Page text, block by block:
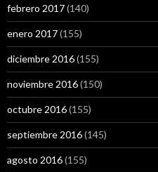
febrero 2017(140)
enero 2017(155)
diciembre 2016(155)
noviembre 2016(150)
octubre 2016(155)
septiembre 2016(145)
agosto 2016(155)